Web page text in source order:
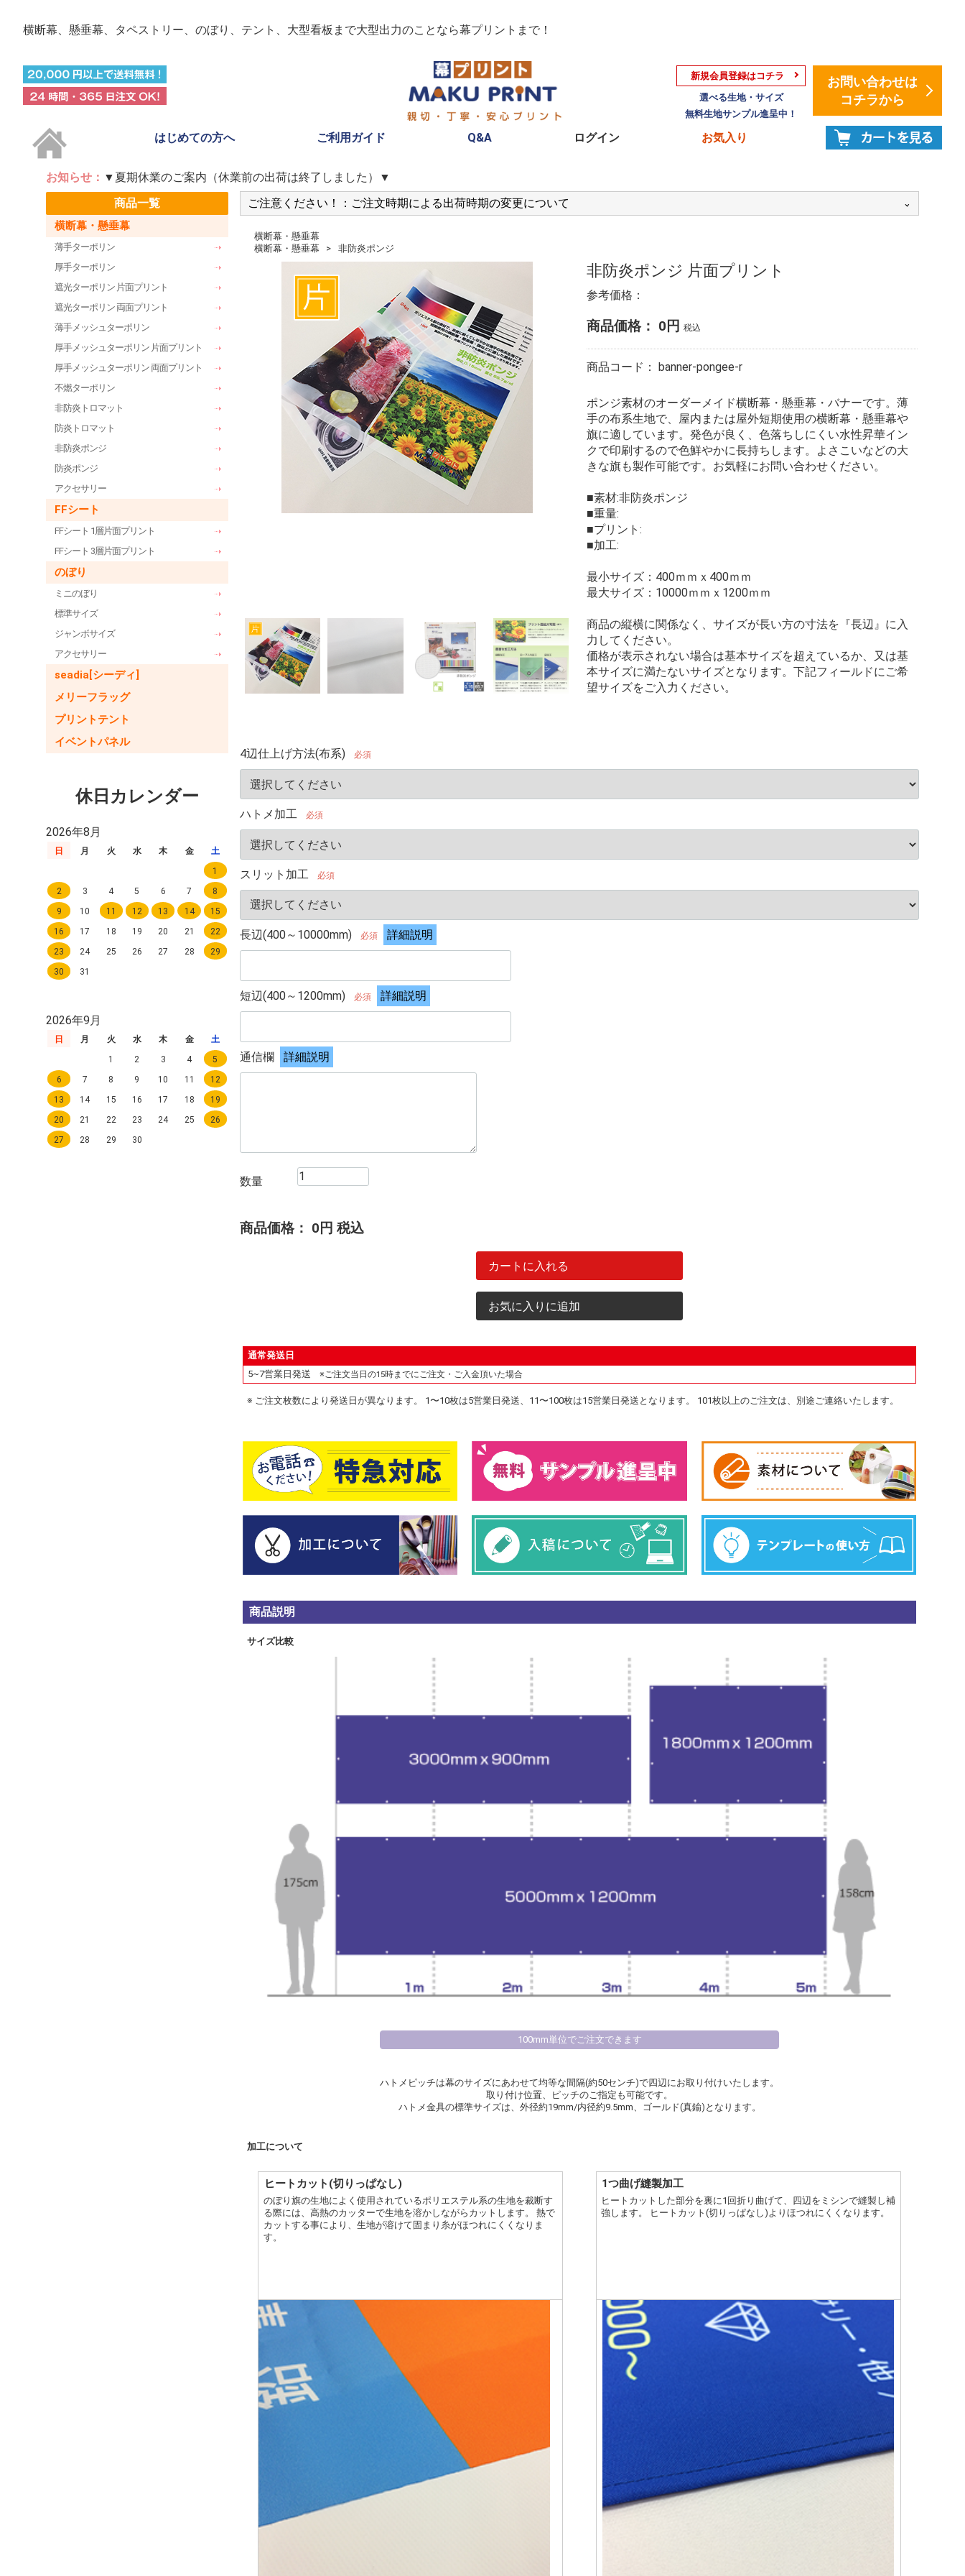
横断幕、懸垂幕、タペストリー、のぼり、テント、 大型看板まで大型出力のことなら幕プリントまで！
新規会員登録はコチラ
選べる生地・サイズ
無料生地サンプル進呈中！
お問い合わせは
コチラから
はじめての方へ ご利用ガイド Q&A ログイン お気入り
お知らせ： ▼夏期休業のご案内（休業前の出荷は終了しました）▼
商品一覧
横断幕・懸垂幕
薄手ターポリン
厚手ターポリン
遮光ターポリン 片面プリント
遮光ターポリン 両面プリント
薄手メッシュターポリン
厚手メッシュターポリン 片面プリント
厚手メッシュターポリン 両面プリント
不燃ターポリン
非防炎トロマット
防炎トロマット
非防炎ポンジ
防炎ポンジ
アクセサリー
FFシート
FFシート 1層片面プリント
FFシート 3層片面プリント
のぼり
ミニのぼり
標準サイズ
ジャンボサイズ
アクセサリー
seadia[シーディ]
メリーフラッグ
プリントテント
イベントパネル
休日カレンダー
2026年8月
日 月 火 水 木 金
土
1
2
3 4 5 6 7
8
9
10 11 12 13 14
15
16
17 18 19 20 21
22
23
24 25 26 27 28
29
30
31
2026年9月
日 月 火 水 木 金
土
1
2 3 4
5
6
7 8 9 10 11
12
13
14 15 16 17 18
19
20
21 22 23 24 25
26
27
28 29 30
ご注意ください！：ご注文時期による出荷時期の変更について
横断幕・懸垂幕
横断幕・懸垂幕
非防炎ポンジ
非防炎ポンジ 片面プリント
参考価格：
商品価格： 0 円 税込
商品コード： banner-pongee-r
ポンジ素材のオーダーメイド横断幕・懸垂幕・バナーです。薄
手の布系生地で、屋内または屋外短期使用の横断幕・懸垂幕や
旗に適しています。発色が良く、色落ちしにくい水性昇華イン
クで印刷するので色鮮やかに長持ちします。よさこいなどの大
きな旗も製作可能です。お気軽にお問い合わせください。
■素材:非防炎ポンジ
■重量:
■プリント:
■加工:
最小サイズ：400ｍｍｘ400ｍｍ
最大サイズ：10000ｍｍｘ1200ｍｍ
商品の縦横に関係なく、サイズが長い方の寸法を『長辺』に入
力してください。
価格が表示されない場合は基本サイズを超えているか、又は基
本サイズに満たないサイズとなります。下記フィールドにご希
望サイズをご入力ください。
4辺仕上げ方法(布系) 必須
ハトメ加工 必須
スリット加工 必須
長辺(400～10000mm) 必須 詳細説明
短辺(400～1200mm) 必須 詳細説明
通信欄 詳細説明
数量
商品価格： 0 円 税込
カートに入れる
お気に入りに追加
通常発送日
5~7営業日発送
※ご注文当日の15時までにご注文・ご入金頂いた場合
ご注文枚数により発送日が異なります。 1〜10枚は5営業日発送、11〜100枚は15営業日発送となります。 101枚以上のご注文は、別途ご連絡いたします。
商品説明
サイズ比較
100mm単位でご注文できます
ハトメピッチは幕のサイズにあわせて均等な間隔(約50センチ)で四辺にお取り付けいたします。
取り付け位置、ピッチのご指定も可能です。
ハトメ金具の標準サイズは、外径約19mm/内径約9.5mm、ゴールド(真鍮)となります。
加工について
ヒートカット(切りっぱなし)
のぼり旗の生地によく使用されているポリエステル系の生地を裁断す
る際には、高熱のカッターで生地を溶かしながらカットします。 熱で
カットする事により、生地が溶けて固まり糸がほつれにくくなりま
す。
1つ曲げ縫製加工
ヒートカットした部分を裏に1回折り曲げて、四辺をミシンで縫製し補
強します。 ヒートカット(切りっぱなし)よりほつれにくくなります。